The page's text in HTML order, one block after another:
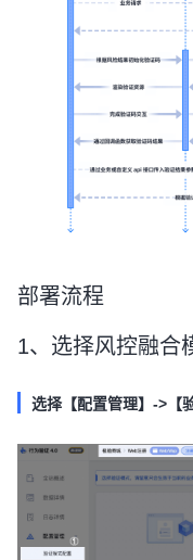
部署流程
1、选择风控融合
选择【配置管理】->【